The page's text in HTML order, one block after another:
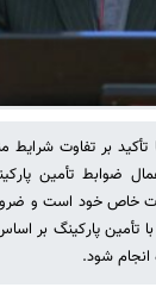
بر تفاوت شرایط
ضوابط تأمین
خاص خود است و
تأمین پارکینگ بر
شود.